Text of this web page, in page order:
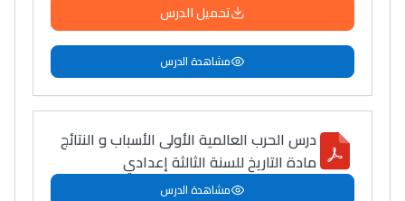
تحميل الدرس
مشاهدة الدرس
درس الحرب العالمية الأولى الأسباب و النتائج
مادة التاريخ للسنة الثالثة إعدادي
مشاهدة الدرس